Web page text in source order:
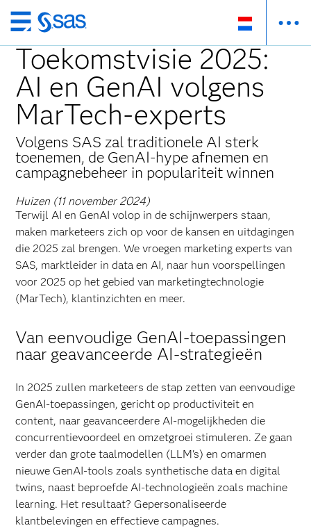
Skip
to
main
content
Toekomstvisie 2025:
AI en GenAI volgens
MarTech-experts
Volgens SAS zal traditionele AI sterk
toenemen, de GenAI-hype afnemen en
campagnebeheer in populariteit winnen
Huizen (11 november 2024)
Terwijl AI en GenAI volop in de schijnwerpers staan,
maken marketeers zich op voor de kansen en uitdagingen
die 2025 zal brengen. We vroegen marketing experts van
SAS, marktleider in data en AI, naar hun voorspellingen
voor 2025 op het gebied van marketingtechnologie
(MarTech), klantinzichten en meer.
Van eenvoudige GenAI-toepassingen
naar geavanceerde AI-strategieën
In 2025 zullen marketeers de stap zetten van eenvoudige
GenAI-toepassingen, gericht op productiviteit en
content, naar geavanceerdere AI-mogelijkheden die
concurrentievoordeel en omzetgroei stimuleren. Ze gaan
verder dan grote taalmodellen (LLM's) en omarmen
nieuwe GenAI-tools zoals synthetische data en digital
twins, naast beproefde AI-technologieën zoals machine
learning. Het resultaat? Gepersonaliseerde
klantbelevingen en effectieve campagnes.